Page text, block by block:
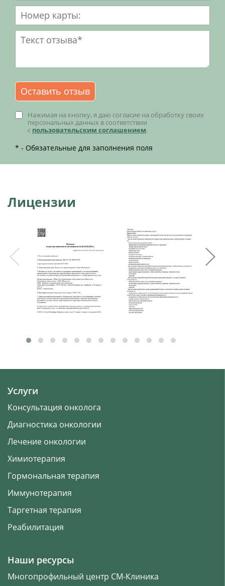
Нажимая на кнопку, я даю согласие на обработку своих
персональных данных в соответствии
с пользовательским соглашением.
* - Обязательные для заполнения поля
Лицензии
Услуги
Консультация онколога
Диагностика онкологии
Лечение онкологии
Химиотерапия
Гормональная терапия
Иммунотерапия
Таргетная терапия
Реабилитация
Наши ресурсы
Многопрофильный центр СМ‑Клиника